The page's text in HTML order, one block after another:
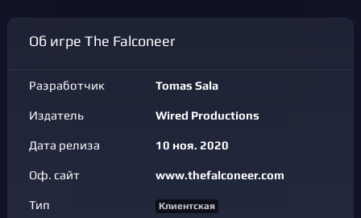
Об игре The Falconeer
Разработчик Tomas Sala
Издатель Wired Productions
Дата релиза 10 ноя. 2020
Оф. сайт www.thefalconeer.com
Тип Клиентская